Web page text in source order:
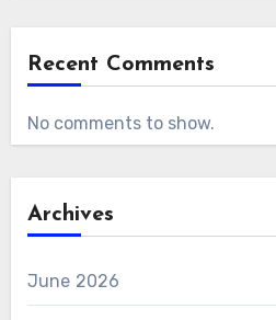
Recent Comments
No comments to show.
Archives
June 2026